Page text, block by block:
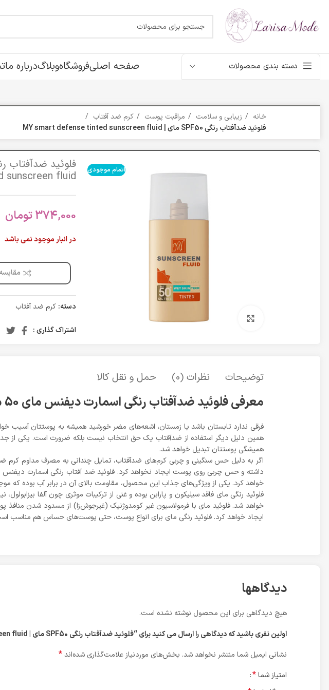
دسته بندی محصولات صفحه اصلیفروشگاهوبلاگدرباره ما
خانه زیبایی و سلامت مراقبت پوست
کرم ضد آفتاب
فلوئید ضد‌آفتاب رنگی SPF50 مای | MY smart defense tinted sunscreen fluid
اتمام موجودی
برای بزرگنمایی کلیک کنید
sunscreen fluid
374,000تومان
در انبار موجود نمی باشد
مقایسه
دسته: کرم ضد آفتاب
اشتراک گذاری :
توضیحات نظرات (0) حمل و نقل کالا
معرفی فلوئید ضدآفتاب رنگی اسمارت دیفنس مای 50 میل
فرقی ندارد تابستان باشد یا زمستان، اشعه‌های مضر خورشید همیشه به پوستتان
همیشگی پوستتان تبدیل خواهد شد.
خواهد کرد. یکی از ویژگی‌های جذاب این محصول، مقاومت بالای آن در برابر آب بوده که
فلوئید رنگی مای فاقد سیلیکون و پارابن بوده و غنی از ترکیبات موثری چون آلفا
خواهد شد. فلوئید مای با فرمولاسیون غیر کومدوژنیک (غیر‌جوش‌زا) از مسدود شدن
ایجاد خواهد کرد. فلوئید رنگی مای برای انواع پوست، حتی پوست‌های حساس هم مناسب
دیدگاهها
هیچ دیدگاهی برای این محصول نوشته نشده است.
اولین نفری باشید که دیدگاهی را ارسال می کنید برای “فلوئید ضد‌آفتاب رنگی SPF50 مای | MY smart defense tinted sunscreen fluid”
نشانی ایمیل شما منتشر نخواهد شد. بخش‌های موردنیاز علامت‌گذاری شده‌اند*
امتیاز شما*